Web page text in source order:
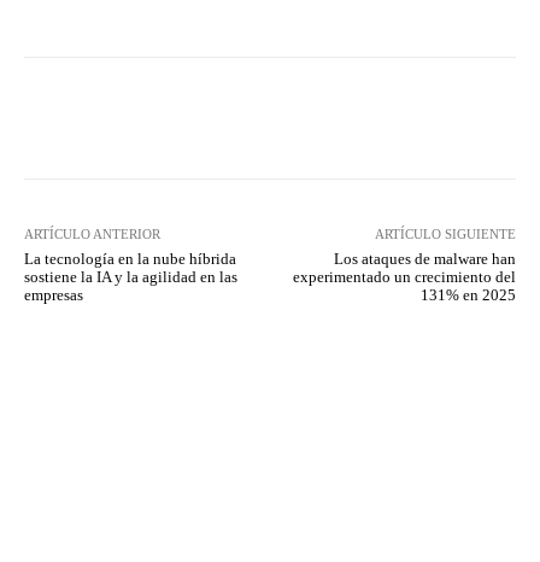
ARTÍCULO ANTERIOR
La tecnología en la nube híbrida
sostiene la IA y la agilidad en las
empresas
ARTÍCULO SIGUIENTE
Los ataques de malware han
experimentado un crecimiento del
131% en 2025